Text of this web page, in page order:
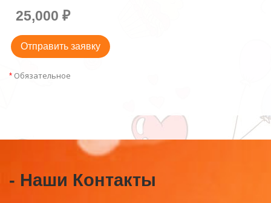
25,000 ₽
* Обязательное
- Наши Контакты